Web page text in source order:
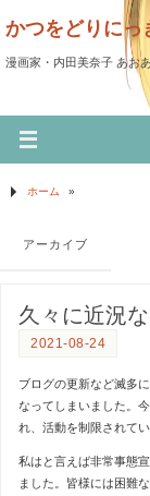
かつをどりにっ
漫画家・内田美奈子 あお
ホーム »
アーカイブ
久々に近況
2021-08-24
ブログの更新など滅多
なってしまいました。
れ、活動を制限されて
私はと言えば非常事態
ました。皆様には困難